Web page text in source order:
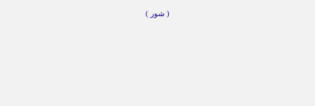
( شور )